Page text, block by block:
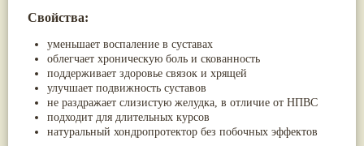
Свойства:
уменьшает воспаление в суставах
облегчает хроническую боль и скованность
поддерживает здоровье связок и хрящей
улучшает подвижность суставов
не раздражает слизистую желудка, в отличие от НПВС
подходит для длительных курсов
натуральный хондропротектор без побочных эффектов
Патала(11)
Соссюрея/кушта
Алойное дерево
Асафетида
Пармелия (10)
Тмин обыкновенный (10)
Ашока(9)